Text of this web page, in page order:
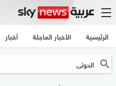
الرئيسية الأخبار العاجلة أخبار